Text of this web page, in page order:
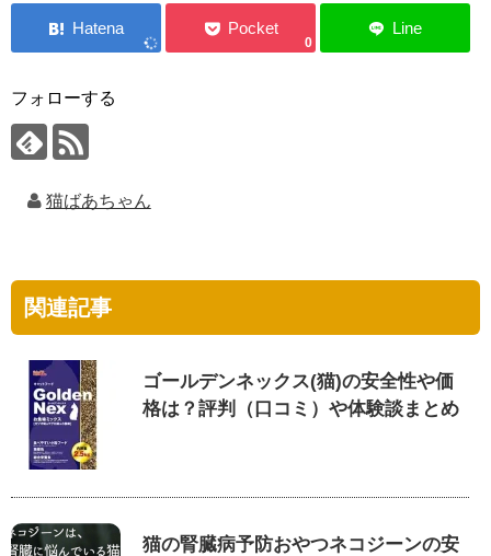
0
フォローする
猫ばあちゃん
関連記事
ゴールデンネックス(猫)の安全性や価
格は？評判（口コミ）や体験談まとめ
猫の腎臓病予防おやつネコジーンの安